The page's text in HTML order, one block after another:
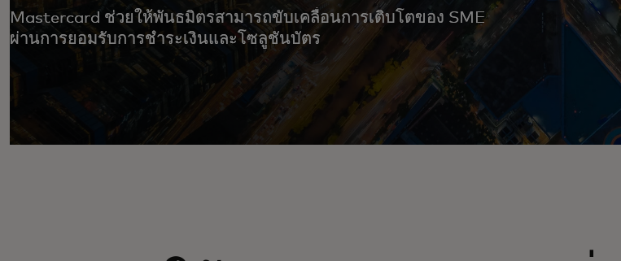
Mastercard ช่วยให้พันธมิตรสามารถขับเคลื่อนการเติบโตของ SME
ผ่านการยอมรับการชำระเงินและโซลูชันบัตร